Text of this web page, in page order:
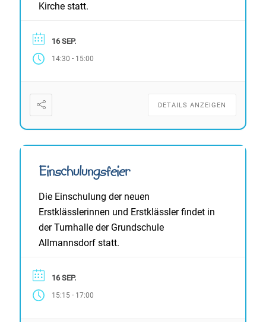
Kirche statt.
16 SEP.
14:30 - 15:00
DETAILS ANZEIGEN
Einschulungsfeier
Die Einschulung der neuen
Erstklässlerinnen und Erstklässler findet in
der Turnhalle der Grundschule
Allmannsdorf statt.
16 SEP.
15:15 - 17:00